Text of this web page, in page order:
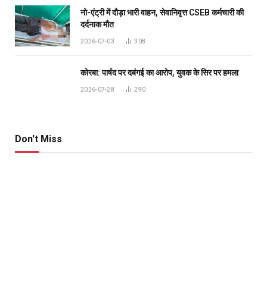
नो-एंट्री में दौड़ा भारी वाहन, सेवानिवृत्त CSEB कर्मचारी की
दर्दनाक मौत
2026-07-03 308
कोरबा: पार्षद पर दबंगई का आरोप, युवक के सिर पर हमला
2026-07-28 290
Don't Miss